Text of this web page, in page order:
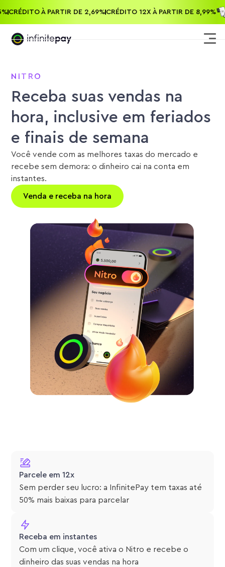
CRÉDITO À PARTIR DE 2,69%CRÉDITO 12X À PARTIR DE
NITRO
Receba suas vendas na
hora, inclusive em feriados
e finais de semana
Você vende com as melhores taxas do mercado e
recebe sem demora: o dinheiro cai na conta em
instantes.
Venda e receba na hora
Parcele em 12x
Sem perder seu lucro: a InfinitePay tem taxas até
50% mais baixas para parcelar
Receba em instantes
Com um clique, você ativa o Nitro e recebe o
dinheiro das suas vendas na hora